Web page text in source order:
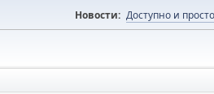
Новости: Доступно и просто